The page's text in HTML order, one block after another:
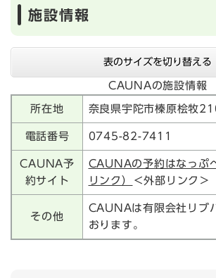
施設情報
表のサイズを切り替える
CAUNAの施設情報
所在地 奈良県宇陀市榛原桧牧
電話番号 0745-82-7411
CAUNA予
約サイト
CAUNAの予約はなっぷ
リンク）
＜外部リンク＞
その他
CAUNAは有限会社リブ
おります。